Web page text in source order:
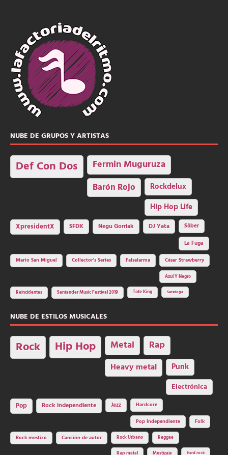
NUBE DE GRUPOS Y ARTISTAS
Def Con Dos Fermin Muguruza
Barón Rojo Rockdelux
Hip Hop Life
XpresidentX SFDK Negu Gorriak DJ Yata
Sôber
La Fuga
Mario San Miguel
Collector's Series Falsalarma César Strawberry
Azul Y Negro
Reincidentes Santander Music Festival 2019 Tote King Saratoga
NUBE DE ESTILOS MUSICALES
Rock Hip Hop Metal Rap
Heavy metal Punk
Electrónica
Pop Rock independiente Jazz Hardcore
Pop Independiente Folk
Rock mestizo Canción de autor Rock Urbano Reggae
Rap metal Mestizaje Hard rock